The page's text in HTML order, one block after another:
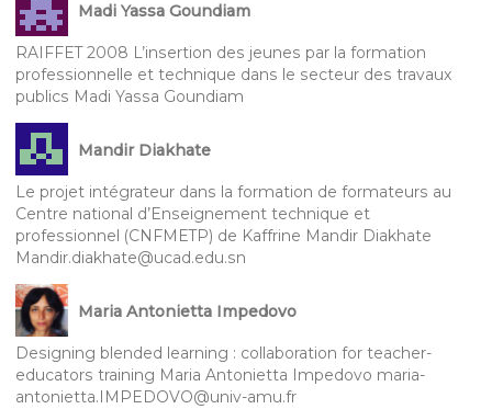
Madi Yassa Goundiam
RAIFFET 2008 L’insertion des jeunes par la formation
professionnelle et technique dans le secteur des travaux
publics Madi Yassa Goundiam
Mandir Diakhate
Le projet intégrateur dans la formation de formateurs au
Centre national d’Enseignement technique et
professionnel (CNFMETP) de Kaffrine Mandir Diakhate
Mandir.diakhate@ucad.edu.sn
Maria Antonietta Impedovo
Designing blended learning : collaboration for teacher-
educators training Maria Antonietta Impedovo maria-
antonietta.IMPEDOVO@univ-amu.fr